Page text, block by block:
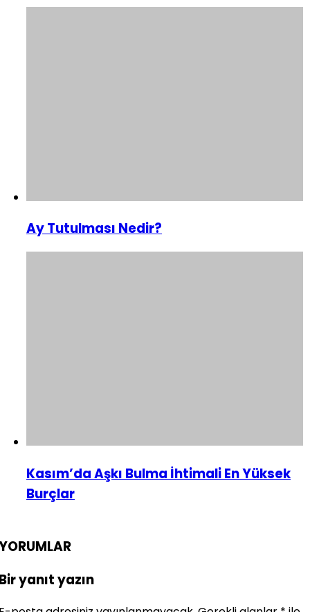
Ay Tutulması Nedir?
Kasım’da Aşkı Bulma İhtimali En Yüksek
Burçlar
yanıt yazın